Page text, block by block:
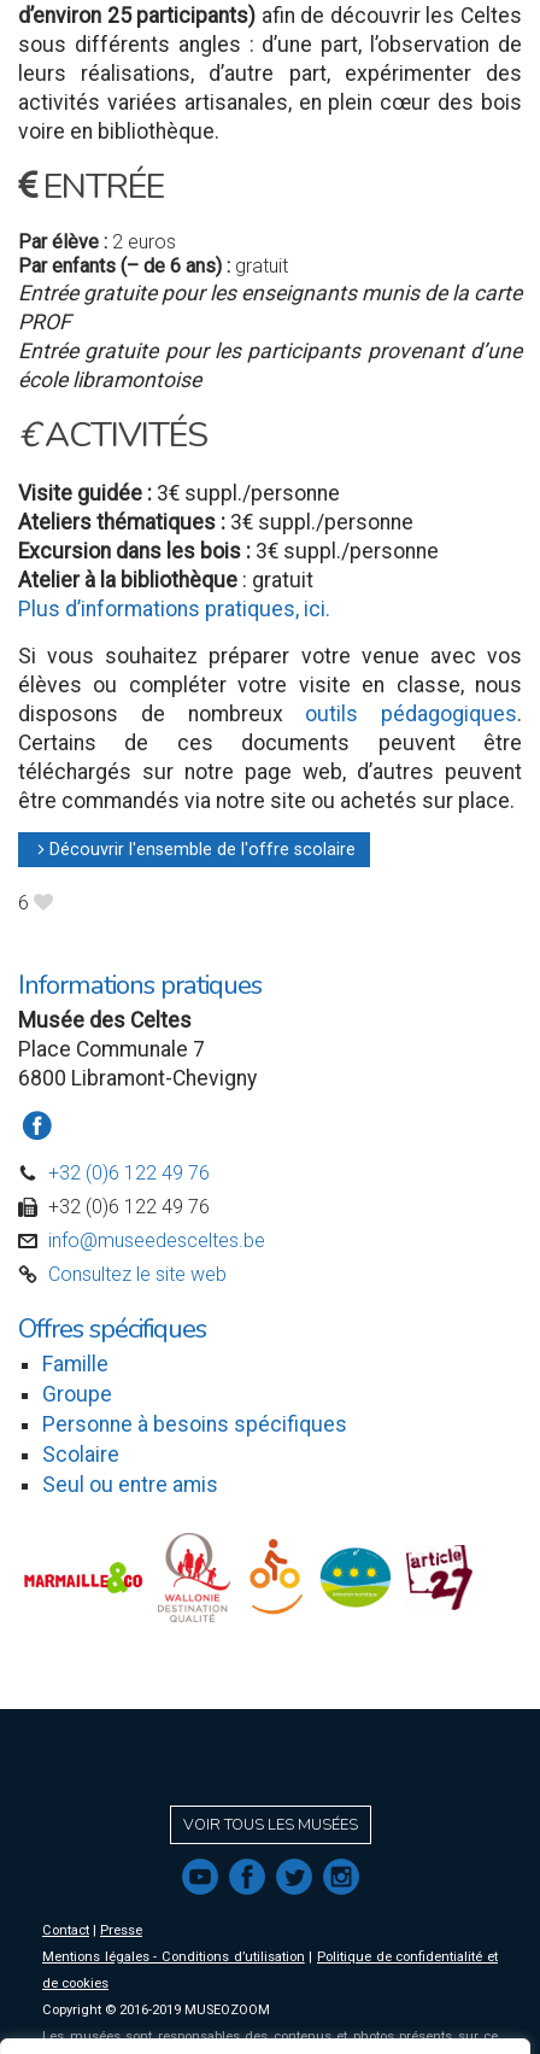
d’environ 25 participants) afin de découvrir les Celtes
sous différents angles : d’une part, l’observation de
leurs réalisations, d’autre part, expérimenter des
activités variées artisanales, en plein cœur des bois
voire en bibliothèque.
ENTRÉE
Par élève : 2 euros
Par enfants (– de 6 ans) : gratuit
Entrée gratuite pour les enseignants munis de la carte
PROF
Entrée gratuite pour les participants provenant d’une
école libramontoise
€ACTIVITÉS
Visite guidée : 3€ suppl./personne
Ateliers thématiques : 3€ suppl./personne
Excursion dans les bois : 3€ suppl./personne
Atelier à la bibliothèque : gratuit
Plus d’informations pratiques, ici.
Si vous souhaitez préparer votre venue avec vos
élèves ou compléter votre visite en classe, nous
disposons de nombreux outils pédagogiques.
Certains de ces documents peuvent être
téléchargés sur notre page web, d’autres peuvent
être commandés via notre site ou achetés sur place.
l Découvrir l'ensemble de l'offre scolaire
6 B
Informations pratiques
Musée des Celtes
Place Communale 7
6800 Libramont-Chevigny
a
D +32 (0)6 122 49 76
w +32 (0)6 122 49 76
v info@museedesceltes.be
C Consultez le site web
Offres spécifiques
Famille
Groupe
Personne à besoins spécifiques
Scolaire
Seul ou entre amis
VOIR TOUS LES MUSÉES
f a b e
Contact | Presse
Mentions légales - Conditions d’utilisation | Politique de confidentialité et
de cookies
Copyright © 2016-2019 MUSEOZOOM
Les musées sont responsables des contenus et photos présents sur ce